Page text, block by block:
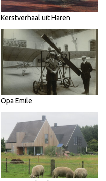
Kerstverhaal uit Haren
Opa Emile